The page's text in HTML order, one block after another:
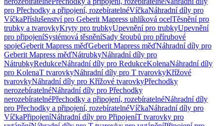
pro Přechodky a připojení, rozebíratelnéVíčkaNáhradní díly pro
VíčkaPříslušenství pro Geberit Mapress uhlíková ocelTěsnění pro
trubky a tvarovkyKryty pro trubkyUpevnění pro trubkyUpevnění
pro připojeníSystémová těsněníSady šroubů pro přírubové
spojeGeberit Mapress měďGeberit Mapress měďNáhradní díly pro
Geberit Mapress měďNátrubkyNáhradní díly pro
NátrubkyRedukceNáhradní díly pro RedukceKolenaNáhradní díly
pro KolenaT tvarovkyNáhradní díly pro T tvarovkyKřížové
tvarovkyNáhradní díly pro Křížové tvarovkyPřechodky
nerozebíratelnéNáhradní díly pro Přechodky
nerozebíratelnéPřechodky a připojení, rozebíratelnéNáhradní díly
pro Přechodky a připojení, rozebíratelnéVíčkaNáhradní díly pro
VíčkaPřipojeníNáhradní díly pro PřipojeníT tvarovky pro